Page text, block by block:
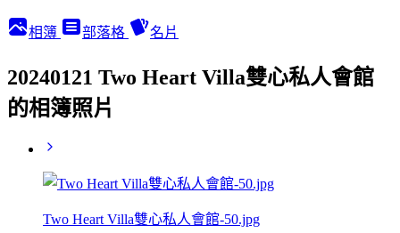
相簿 部落格 名片
20240121 Two Heart Villa雙心私人會館
的相簿照片
Two Heart Villa雙心私人會館-50.jpg